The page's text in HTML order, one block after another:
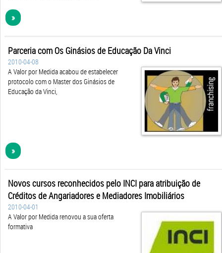
»
Parceria com Os Ginásios de Educação Da Vinci
2010-04-08
A Valor por Medida acabou de estabelecer
protocolo com o Master dos Ginásios de
Educação da Vinci,
»
Novos cursos reconhecidos pelo INCI para atribuição de
Créditos de Angariadores e Mediadores Imobiliários
2010-04-01
A Valor por Medida renovou a sua oferta
formativa